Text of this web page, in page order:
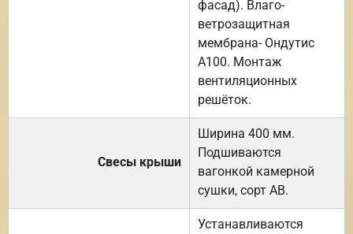
фасад). Влаго-
ветрозащитная
мембрана- Ондутис
А100. Монтаж
вентиляционных
решёток.
Свесы крыши
Ширина 400 мм.
Подшиваются
вагонкой камерной
сушки, сорт АВ.
Устанавливаются